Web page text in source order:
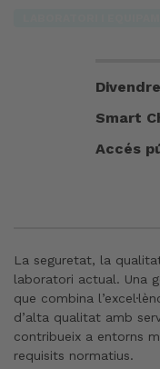
Smart
Accés
La seguretat, la
laboratori actual. Una
que combina
d’alta qualitat amb
contribueix a entorns
requisits normatius.